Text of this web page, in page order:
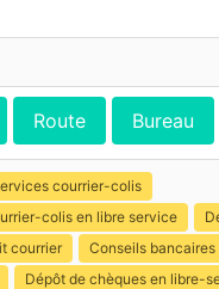
Route Bureau
courrier-colis
colis en libre service
courrier
Conseils bancaires
Dépôt de chèques en libre-